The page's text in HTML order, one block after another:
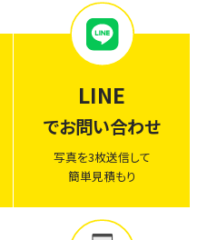
LINE
でお問い合わせ
写真を3枚送信して
簡単見積もり